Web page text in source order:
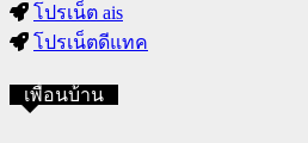
โปรเน็ต ais
โปรเน็ตดีแทค
เพื่อนบ้าน